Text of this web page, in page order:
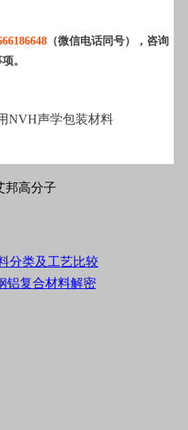
（微信电话同号），咨询
。
邦高分子
分类及工艺比较
铝复合材料解密